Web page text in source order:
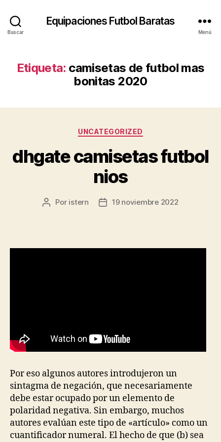
Buscar
Equipaciones Futbol Baratas
Menú
Etiqueta: camisetas de futbol mas
bonitas 2020
Categorías
UNCATEGORIZED
dhgate camisetas futbol
nios
Autor
Por istern
Fecha19 noviembre 2022
Por eso algunos autores introdujeron un
sintagma de negación, que necesariamente
debe estar ocupado por un elemento de
polaridad negativa. Sin embargo, muchos
autores evalúan este tipo de «artículo» como un
cuantificador numeral. El hecho de que (b) sea